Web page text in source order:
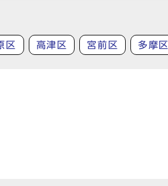
区 高津区 宮前区 多摩区